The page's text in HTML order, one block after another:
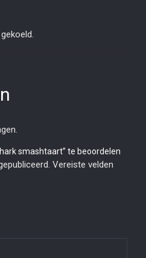
smashtaart” te beoordelen
Vereiste velden